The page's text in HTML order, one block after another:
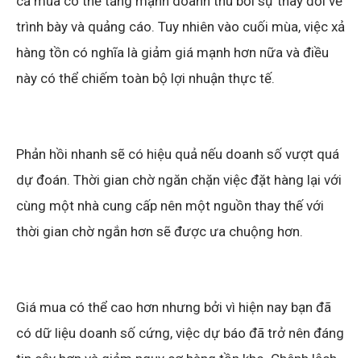
trình bày và quảng cáo. Tuy nhiên vào cuối mùa, việc xả
hàng tồn có nghĩa là giảm giá mạnh hơn nữa và điều
này có thể chiếm toàn bộ lợi nhuận thực tế.
Phản hồi nhanh sẽ có hiệu quả nếu doanh số vượt quá
dự đoán. Thời gian chờ ngăn chặn việc đặt hàng lại với
cùng một nhà cung cấp nên một nguồn thay thế với
thời gian chờ ngắn hơn sẽ được ưa chuộng hơn.
Giá mua có thể cao hơn nhưng bởi vì hiện nay bạn đã
có dữ liệu doanh số cứng, việc dự báo đã trở nên đáng